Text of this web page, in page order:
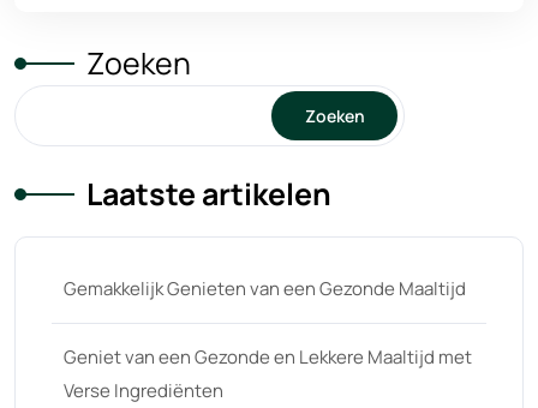
Zoeken
Zoeken
Laatste artikelen
Gemakkelijk Genieten van een Gezonde Maaltijd
Geniet van een Gezonde en Lekkere Maaltijd met
Verse Ingrediënten